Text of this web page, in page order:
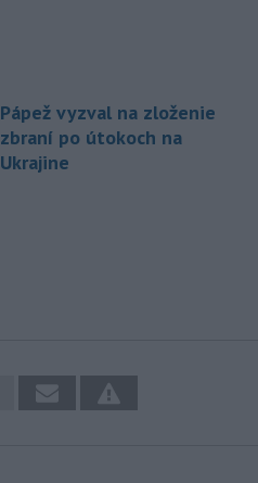
Pápež vyzval na zloženie
zbraní po útokoch na
Ukrajine